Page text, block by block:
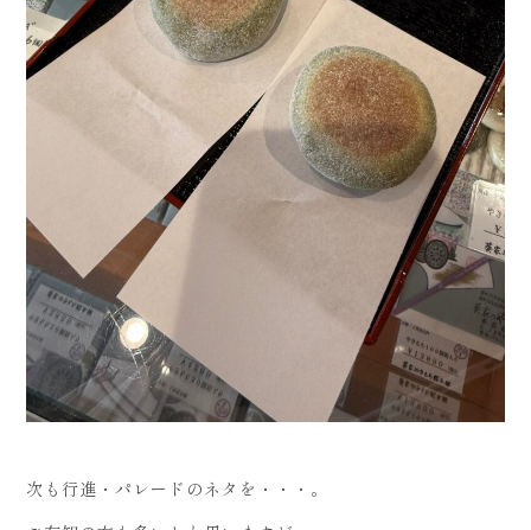
次も行進・パレードのネタを・・・。